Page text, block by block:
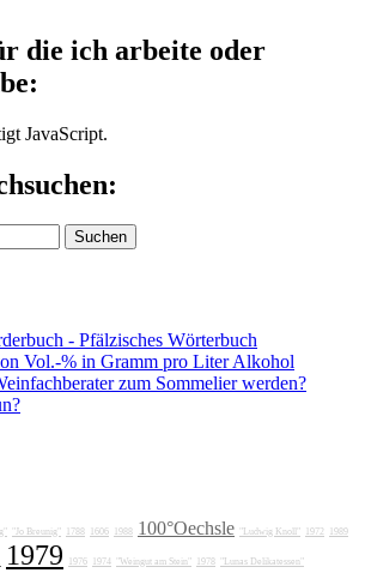
die ich arbeite oder
JavaScript.
- Pfälzisches Wörterbuch
Vol.-% in Gramm pro Liter Alkohol
zum Sommelier werden?
"Jo Breunig" 1788 1606 1988 100°Oechsle "Ludwig Knoll" 1972 1989
1979 1976 1974 "Weingut am Stein" 1978 "Lunas Delikatessen"